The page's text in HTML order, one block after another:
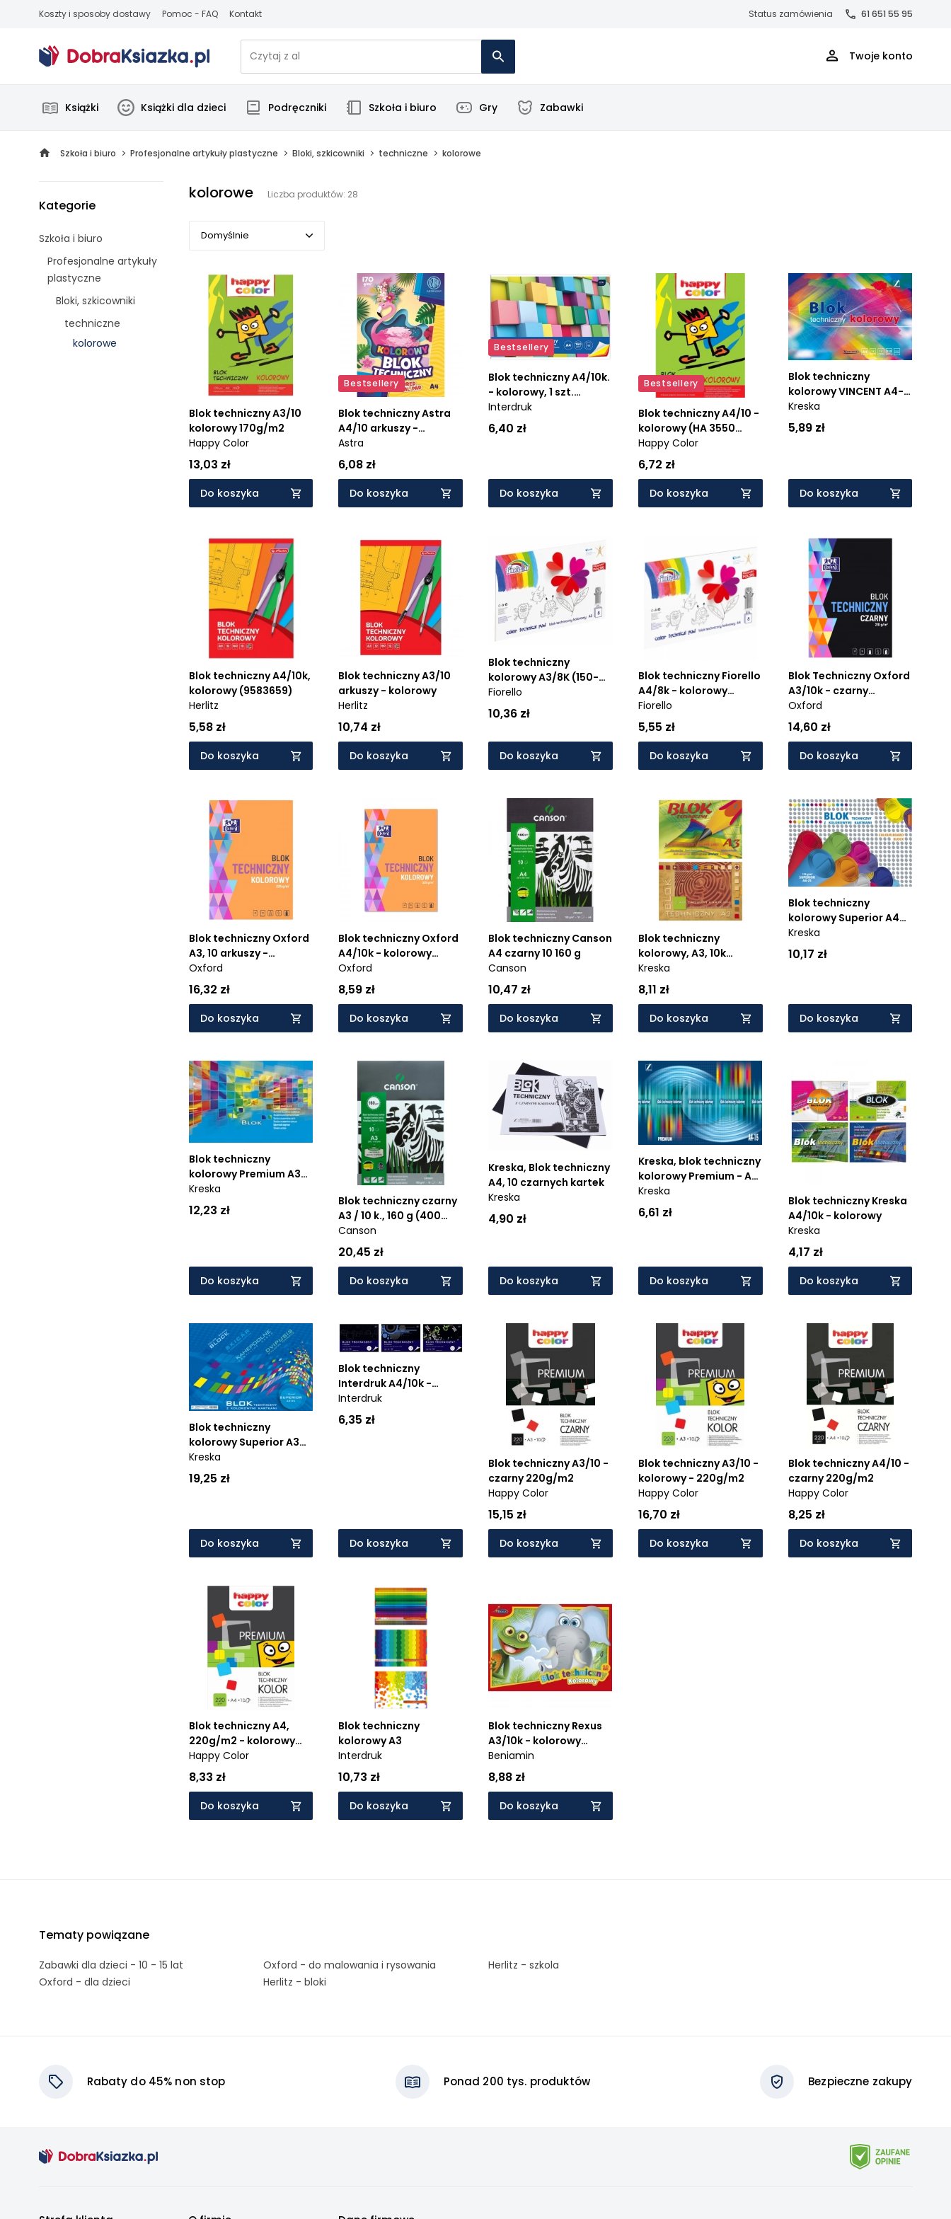
Koszty i sposoby dostawy Pomoc - FAQ Kontakt Status zamówienia 61 651 55 95
Twoje konto
Książki Książki dla dzieci Podręczniki Szkoła i biuro Gry Zabawki
Szkoła i biuro Profesjonalne artykuły plastyczne Bloki, szkicowniki techniczne kolorowe
Kategorie
Szkoła i biuro
Profesjonalne artykuły
plastyczne
Bloki, szkicowniki
techniczne
kolorowe
kolorowe Liczba produktów: 28
Domyślnie
Domyślnie
Popularne
Cena rosnąco
Cena malejąco
Od najnowszych
Od najstarszych
Blok techniczny A3/10
kolorowy 170g/m2
Happy Color
13,03 zł
Do koszyka
Bestsellery
Blok techniczny Astra
A4/10 arkuszy -
kolorowy
Astra
6,08 zł
Do koszyka
Bestsellery
Blok techniczny A4/10k.
- kolorowy, 1 szt.
(134783)
Interdruk
6,40 zł
Do koszyka
Bestsellery
Blok techniczny A4/10 -
kolorowy (HA 3550
2030-09)
Happy Color
6,72 zł
Do koszyka
Blok techniczny
kolorowy VINCENT A4-
12
Kreska
5,89 zł
Do koszyka
Blok techniczny A4/10k,
kolorowy (9583659)
Herlitz
5,58 zł
Do koszyka
Blok techniczny A3/10
arkuszy - kolorowy
Herlitz
10,74 zł
Do koszyka
Blok techniczny
kolorowy A3/8K (150-
1439)
Fiorello
10,36 zł
Do koszyka
Blok techniczny Fiorello
A4/8k - kolorowy
(437148)
Fiorello
5,55 zł
Do koszyka
Blok Techniczny Oxford
A3/10k - czarny
(400093235)
Oxford
14,60 zł
Do koszyka
Blok techniczny Oxford
A3, 10 arkuszy -
kolorowy (400093234)
Oxford
16,32 zł
Do koszyka
Blok techniczny Oxford
A4/10k - kolorowy
(400093230)
Oxford
8,59 zł
Do koszyka
Blok techniczny Canson
A4 czarny 10 160 g
Canson
10,47 zł
Do koszyka
Blok techniczny
kolorowy, A3, 10k
(RP72)
Kreska
8,11 zł
Do koszyka
Blok techniczny
kolorowy Superior A4
25k.
Kreska
10,17 zł
Do koszyka
Blok techniczny
kolorowy Premium A3
15k.
Kreska
12,23 zł
Do koszyka
Blok techniczny czarny
A3 / 10 k., 160 g (400
075 234)
Canson
20,45 zł
Do koszyka
Kreska, Blok techniczny
A4, 10 czarnych kartek
Kreska
4,90 zł
Do koszyka
Kreska, blok techniczny
kolorowy Premium - A4,
15k.
Kreska
6,61 zł
Do koszyka
Blok techniczny Kreska
A4/10k - kolorowy
Kreska
4,17 zł
Do koszyka
Blok techniczny
kolorowy Superior A3
25k.
Kreska
19,25 zł
Do koszyka
Blok techniczny
Interdruk A4/10k -
czarny (247342)
Interdruk
6,35 zł
Do koszyka
Blok techniczny A3/10 -
czarny 220g/m2
Happy Color
15,15 zł
Do koszyka
Blok techniczny A3/10 -
kolorowy - 220g/m2
Happy Color
16,70 zł
Do koszyka
Blok techniczny A4/10 -
czarny 220g/m2
Happy Color
8,25 zł
Do koszyka
Blok techniczny A4,
220g/m2 - kolorowy
(HA 3722 2030-09)
Happy Color
8,33 zł
Do koszyka
Blok techniczny
kolorowy A3
Interdruk
10,73 zł
Do koszyka
Blok techniczny Rexus
A3/10k - kolorowy
(603476)
Beniamin
8,88 zł
Do koszyka
Tematy powiązane
Zabawki dla dzieci - 10 - 15 lat
Oxford - dla dzieci
Oxford - do malowania i rysowania
Herlitz - bloki
Herlitz - szkola
Rabaty do 45% non stop Ponad 200 tys. produktów Bezpieczne zakupy